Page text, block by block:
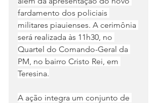
fardamento dos policiais
militares piauienses. A cerimônia
será realizada às 11h30, no
Quartel do Comando-Geral da
PM, no bairro Cristo Rei, em
Teresina.
A ação integra um conjunto de